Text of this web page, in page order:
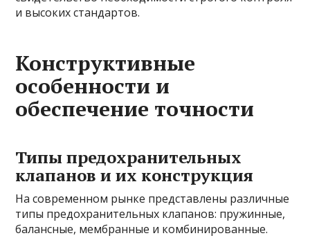
и высоких стандартов.
Конструктивные
особенности и
обеспечение точности
Типы предохранительных
клапанов и их конструкция
На современном рынке представлены различные
типы предохранительных клапанов: пружинные,
балансные, мембранные и комбинированные.